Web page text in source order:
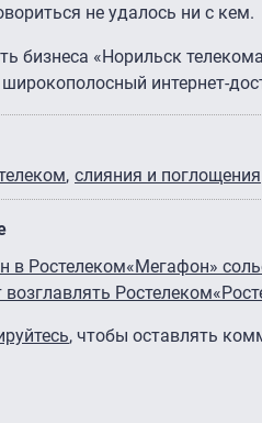
не удалось ни с кем.
бизнеса «Норильск
интернет-
слияния и поглощения
в Ростелеком«Мегафон»
Ростелеком
, чтобы оставлять